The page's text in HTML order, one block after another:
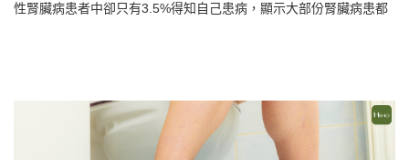
性腎臟病患者中卻只有3.5%得知自己患病，顯示大部份腎臟病患都